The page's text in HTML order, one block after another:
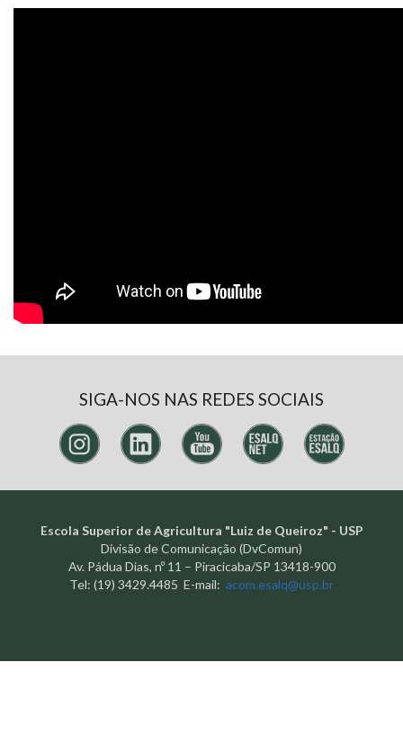
SIGA-NOS NAS REDES SOCIAIS
Escola Superior de Agricultura "Luiz de Queiroz" - USP
Divisão de Comunicação (DvComun)
Av. Pádua Dias, nº 11 – Piracicaba/SP 13418-900
Tel: (19) 3429.4485 E-mail: acom.esalq@usp.br